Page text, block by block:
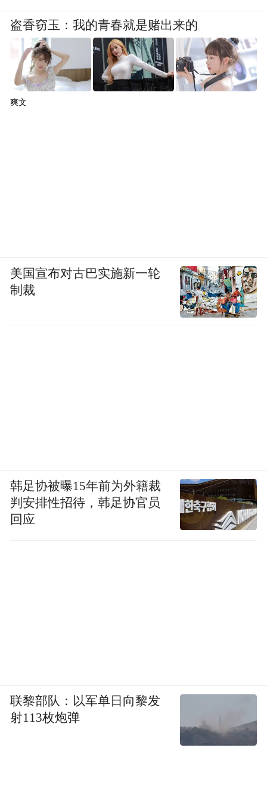
盗香窃玉：我的青春就是赌出来的
爽文
美国宣布对古巴实施新一轮
制裁
韩足协被曝15年前为外籍裁
判安排性招待，韩足协官员
回应
联黎部队：以军单日向黎发
射113枚炮弹